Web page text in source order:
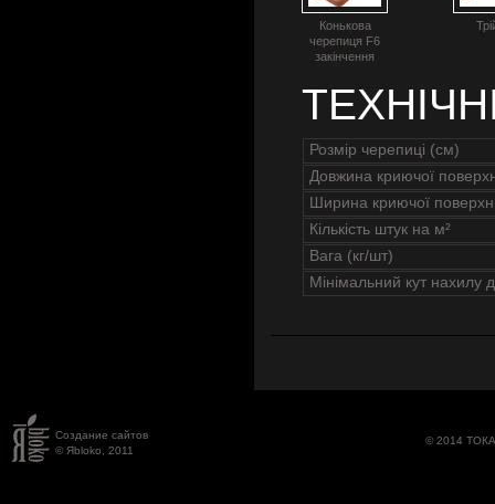
Конькова
черепиця F6
закінчення
Розмір черепиці (см)
Довжина криючої
Ширина криючої
Кількість штук на м²
Вага (кг/шт)
Мінімальний кут нахилу
Создание сайтов
© Яbloko, 2011
© 2014